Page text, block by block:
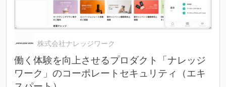
株式会社ナレッジワーク
働く体験を向上させるプロダクト「ナレッジ
ワーク」のコーポレートセキュリティ（エキ